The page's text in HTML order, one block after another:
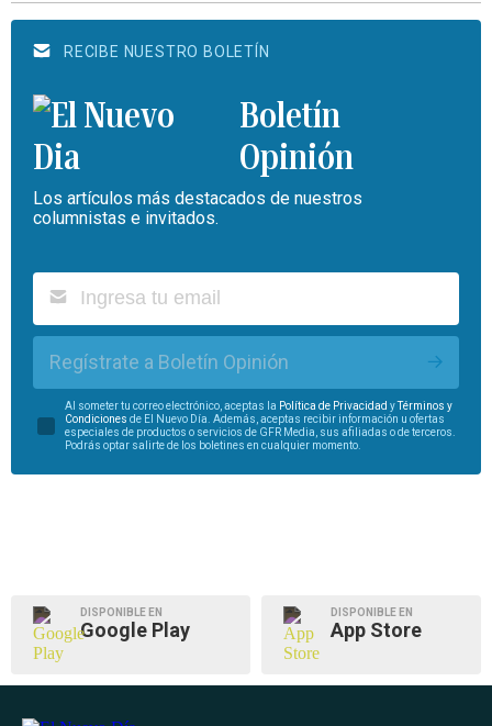
RECIBE NUESTRO BOLETÍN
Boletín
Opinión
Los artículos más destacados de nuestros
columnistas e invitados.
Regístrate a Boletín Opinión
Al someter tu correo electrónico, aceptas la Política de Privacidad yTérminos y
Condiciones de El Nuevo Día. Además, aceptas recibir información u ofertas
especiales de productos o servicios de GFR Media, sus afiliadas o de terceros.
Podrás optar salirte de los boletines en cualquier momento.
DISPONIBLE EN
Google Play
DISPONIBLE EN
App Store